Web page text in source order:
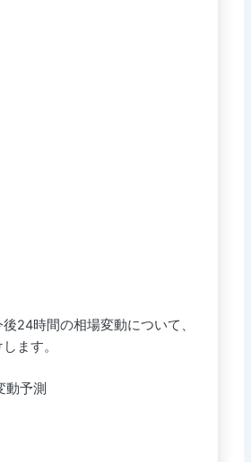
24時間の相場変動について、
ます。
動予測